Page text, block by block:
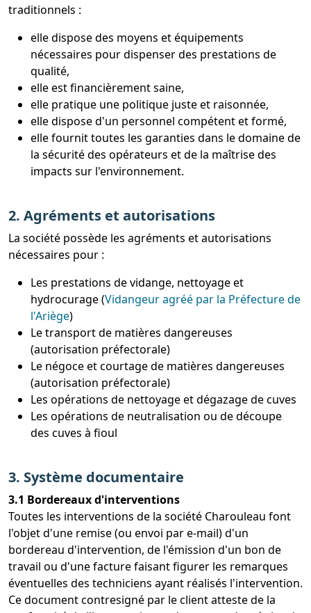
traditionnels :
elle dispose des moyens et équipements
nécessaires pour dispenser des prestations de
qualité,
elle est financièrement saine,
elle pratique une politique juste et raisonnée,
elle dispose d'un personnel compétent et formé,
elle fournit toutes les garanties dans le domaine de
la sécurité des opérateurs et de la maîtrise des
impacts sur l'environnement.
2. Agréments et autorisations
La société possède les agréments et autorisations
nécessaires pour :
Les prestations de vidange, nettoyage et
hydrocurage (Vidangeur agréé par la Préfecture de
l'Ariège)
Le transport de matières dangereuses
(autorisation préfectorale)
Le négoce et courtage de matières dangereuses
(autorisation préfectorale)
Les opérations de nettoyage et dégazage de cuves
Les opérations de neutralisation ou de découpe
des cuves à fioul
3. Système documentaire
3.1 Bordereaux d'interventions
Toutes les interventions de la société Charouleau font
l'objet d'une remise (ou envoi par e-mail) d'un
bordereau d'intervention, de l'émission d'un bon de
travail ou d'une facture faisant figurer les remarques
éventuelles des techniciens ayant réalisés l'intervention.
Ce document contresigné par le client atteste de la